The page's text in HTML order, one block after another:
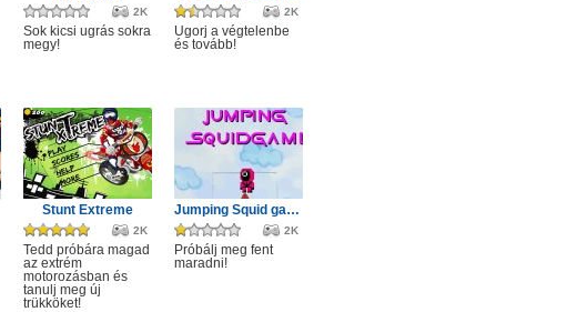
2K
Sok kicsi ugrás sokra
megy!
2K
Ugorj a végtelenbe
és tovább!
Stunt Extreme
2K
Tedd próbára magad
az extrém
motorozásban és
tanulj meg új
trükköket!
Jumping Squid game
2K
Próbálj meg fent
maradni!